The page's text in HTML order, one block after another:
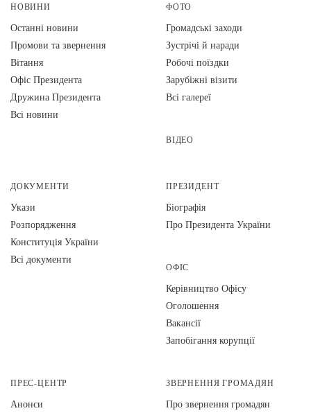
НОВИНИ
Останні новини
Промови та звернення
Вiтання
Офіс Президента
Дружина Президента
Всі новини
ФОТО
Громадські заходи
Зустрічі й наради
Робочі поїздки
Зарубіжні візити
Всі галереї
ВІДЕО
ДОКУМЕНТИ
Укази
Розпорядження
Конституція України
Всі документи
ПРЕЗИДЕНТ
Біографія
Про Президента України
ОФІС
Керівництво Офісу
Оголошення
Вакансії
Запобігання корупції
ПРЕС-ЦЕНТР
Анонси
ЗВЕРНЕННЯ ГРОМАДЯН
Про звернення громадян